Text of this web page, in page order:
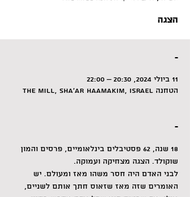
הצגה
-
11 ביולי 2024, 20:30 – 22:00
הטחנה The Mill, Sha'ar HaAmakim, Israel
-
18 שנה, 62 פסטיבלים בינלאומיים, פרסים והמון
שוקולד. הצגה מצחיקה ועמוקה.
לבני האדם היה חסר משהו מאז ומעולם. יש
האומרים שזה מאז שזאוס חתך אותם לשניים,